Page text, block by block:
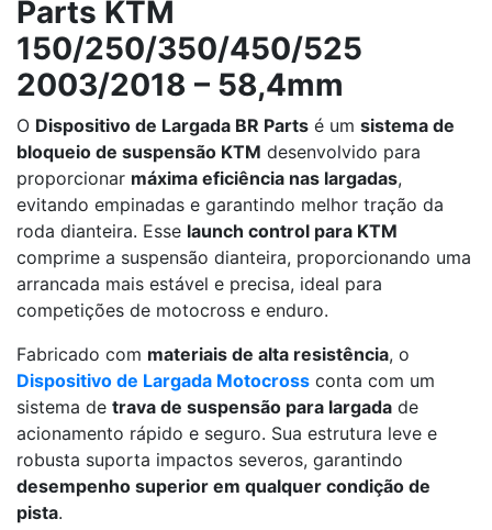
Parts KTM
150/250/350/450/525
2003/2018 – 58,4mm
O Dispositivo de Largada BR Parts é um sistema de
bloqueio de suspensão KTM desenvolvido para
proporcionar máxima eficiência nas largadas,
evitando empinadas e garantindo melhor tração da
roda dianteira. Esse launch control para KTM
comprime a suspensão dianteira, proporcionando uma
arrancada mais estável e precisa, ideal para
competições de motocross e enduro.
Fabricado com materiais de alta resistência, o
Dispositivo de Largada Motocross conta com um
sistema de trava de suspensão para largada de
acionamento rápido e seguro. Sua estrutura leve e
robusta suporta impactos severos, garantindo
desempenho superior em qualquer condição de
pista.